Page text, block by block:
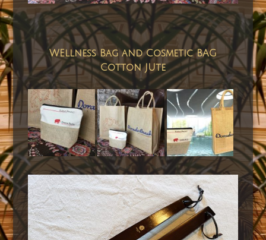
WEllness Bag and Cosmetic BAG
Cotton JUte